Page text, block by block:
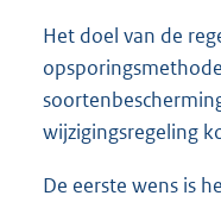
Het doel van de
wijzigingsregeling
De eerste wens is